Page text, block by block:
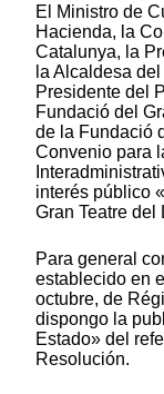
El Ministro de
Hacienda, la
Catalunya, la
la Alcaldesa
Presidente del
Fundació del
de la Fundació
Convenio para
interés público
Gran Teatre del
Para general
establecido en
octubre, de
dispongo la
Estado» del
Resolución.